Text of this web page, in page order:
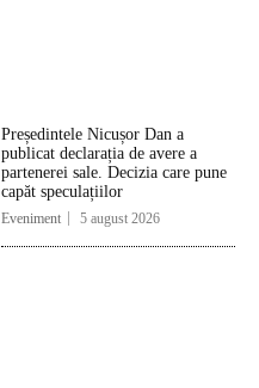
Președintele Nicușor Dan a
publicat declarația de avere a
partenerei sale. Decizia care pune
capăt speculațiilor
Eveniment 5 august 2026